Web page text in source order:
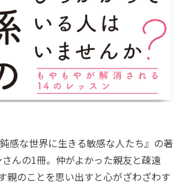
感な世界に生きる敏感な人たち』の著
んの1冊。仲がよかった親友と疎遠
親のことを思い出すと心がざわざわす